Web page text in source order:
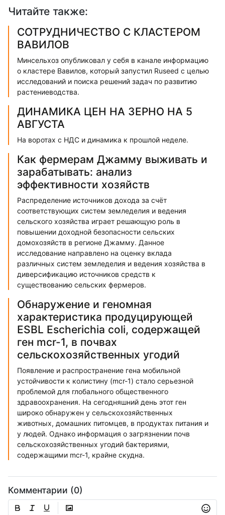
Читайте также:
СОТРУДНИЧЕСТВО С КЛАСТЕРОМ
ВАВИЛОВ
Минсельхоз опубликовал у себя в канале информацию
о кластере Вавилов, который запустил Ruseed с целью
исследований и поиска решений задач по развитию
растениеводства.
ДИНАМИКА ЦЕН НА ЗЕРНО НА 5
АВГУСТА
На воротах с НДС и динамика к прошлой неделе.
Как фермерам Джамму выживать и
зарабатывать: анализ
эффективности хозяйств
Распределение источников дохода за счёт
соответствующих систем земледелия и ведения
сельского хозяйства играет решающую роль в
повышении доходной безопасности сельских
домохозяйств в регионе Джамму. Данное
исследование направлено на оценку вклада
различных систем земледелия и ведения хозяйства в
диверсификацию источников средств к
существованию сельских фермеров.
Обнаружение и геномная
характеристика продуцирующей
ESBL Escherichia coli, содержащей
ген mcr-1, в почвах
сельскохозяйственных угодий
Появление и распространение гена мобильной
устойчивости к колистину (mcr-1) стало серьезной
проблемой для глобального общественного
здравоохранения. На сегодняшний день этот ген
широко обнаружен у сельскохозяйственных
животных, домашних питомцев, в продуктах питания и
у людей. Однако информация о загрязнении почв
сельскохозяйственных угодий бактериями,
содержащими mcr-1, крайне скудна.
Комментарии (0)